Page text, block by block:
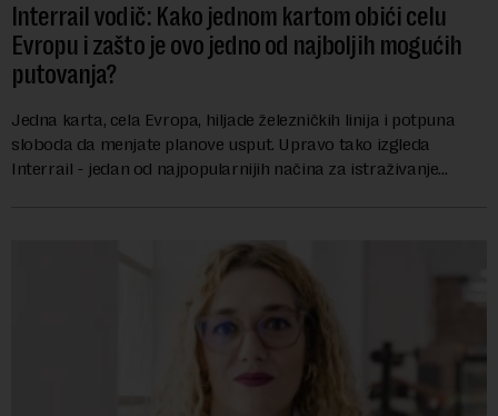
Interrail vodič: Kako jednom kartom obići celu
Evropu i zašto je ovo jedno od najboljih mogućih
putovanja?
Jedna karta, cela Evropa, hiljade železničkih linija i potpuna
sloboda da menjate planove usput. Upravo tako izgleda
Interrail - jedan od najpopularnijih načina za istraživanje